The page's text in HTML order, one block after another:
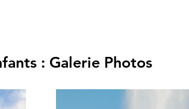
: Galerie Photos